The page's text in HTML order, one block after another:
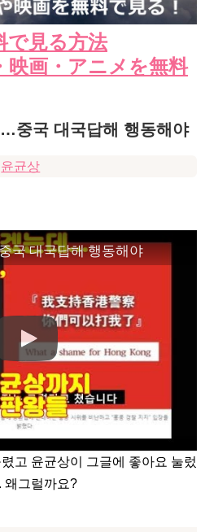
で見る方法
映画・アニメを無料
중국 대국답해 행동해야
윤균상
국 대국답해 행동해야
고 윤균상이 그글에 좋아요 눌렀
왜그럴까요?